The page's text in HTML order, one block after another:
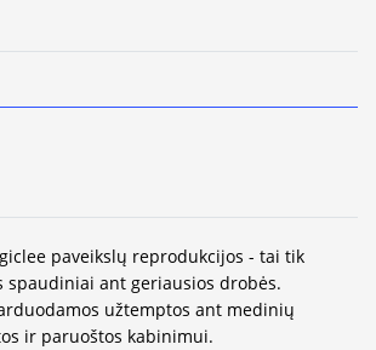
paveikslų reprodukcijos - tai tik
spaudiniai ant geriausios drobės.
užtemptos ant medinių
ir paruoštos kabinimui.